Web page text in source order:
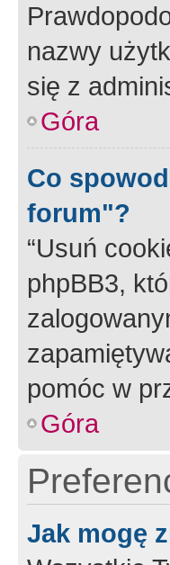
nazwy
się z
Góra
Co
forum"?
“Usuń
phpBB3,
pomóc w
Góra
Jak mogę